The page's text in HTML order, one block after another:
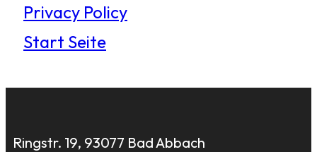
Privacy Policy
Start Seite
Ringstr. 19, 93077 Bad Abbach